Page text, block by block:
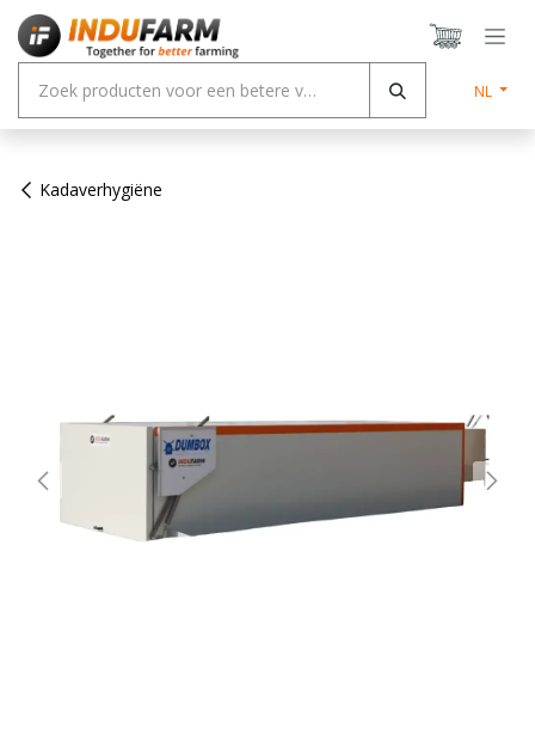
Overslaan naar inhoud
NL
Kadaverhygiëne